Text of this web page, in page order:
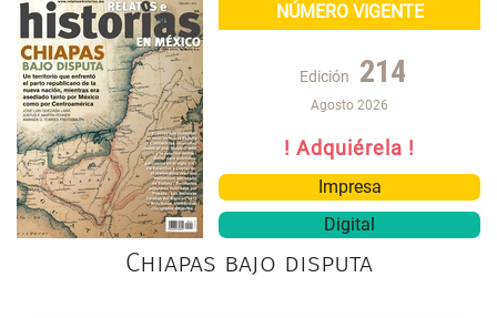
NÚMERO VIGENTE
Edición 214
Agosto 2026
! Adquiérela !
Impresa
Digital
Chiapas bajo disputa